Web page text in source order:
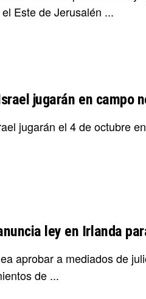
Este de Jerusalén ...
jugarán en campo
jugarán el 4 de octubre
ley en Irlanda
aprobar a mediados de
de ...